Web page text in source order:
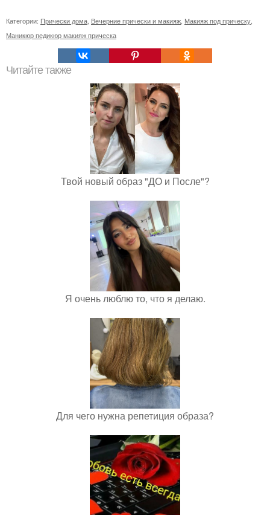
Категории: Прически дома Вечерние прически и макияж Макияж под прическу
Маникюр педикюр макияж прическа
Читайте также
Твой новый образ "ДО и После"?
Я очень люблю то, что я делаю.
Для чего нужна репетиция образа?